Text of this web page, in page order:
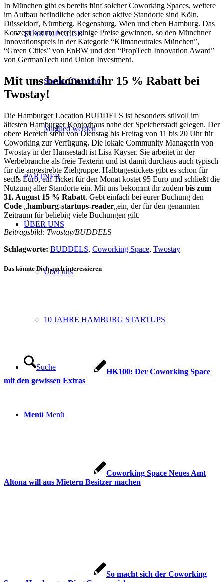
STARTUP CLUB
Startup Übersicht
Mitglied werden
PARTNER
ÜBER UNS
Über uns
10 JAHRE HAMBURG STARTUPS
Suche
Menü Menü
In München gibt es bereits fünf solcher Coworking Spaces, weitere
im Aufbau befindliche oder schon aktive Standorte sind Köln,
Düsseldorf, Nürnberg, Regensburg, Wien und eben Hamburg. Das
Konzept konnte bereits einige Preise gewinnen, so den Münchner
Innovationspreis in der Kategorie “Klimaneutrales München”,
“Green Cities” von EnBW und den “PropTech Innovation Award”
von GermanTech und Union Investment.
Mit uns bekommt ihr 15 % Rabatt bei
Twostay!
Die Hamburger Location BUDDELS ist besonders stilvoll im
ältesten Hamburger Kontorhaus nahe der Speicherstadt gelegen. Der
obere Bereich steht von Dienstag bis Freitag von 11 bis 20 Uhr für
Coworking zur Verfügung. Die lokale Community Managerin von
Twostay in der Hansestadt ist Lisa Kayser. Sie arbeitet in der
Werbebranche als freie Texterin und ist damit durchaus auch typisch
für die angestrebte Zielgruppe. Halbtagestickets gibt es schon für
sechs Euro, ein Ticket für den Monat kostet 95 Euro und schließt die
Nutzung aller Standorte ein. Mit uns bekommt ihr zudem bis zum
31. August 15 % Rabatt. Gebt einfach bei eurer Buchung den
Code „hamburg-startups-reader„ein, der für den genannten
Zeitraum für beliebig viele Buchungen gilt.
Beitragsbild: Twostay/BUDDELS
Schlagworte: BUDDELS, Coworking Space, Twostay
Das könnte Dich auch interessieren
HK100: Der Coworking Space
mit den gewissen Extras
Coworking Space Neues Amt
Altona will aus Mietern Besitzer machen
So macht sich der Coworking